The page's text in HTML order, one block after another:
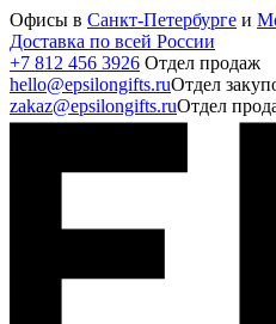
Офисы в Санкт-Петербурге и
Доставка по всей России
+7 812 456 3926 Отдел продаж
hello@epsilongifts.ruОтдел
zakaz@epsilongifts.ruОтдел